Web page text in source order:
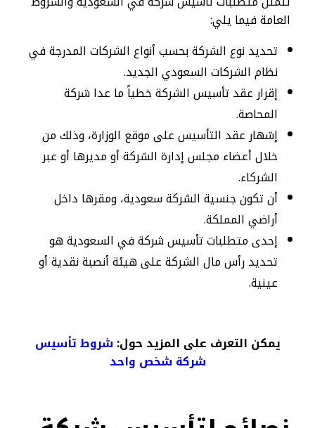
العامة فيما يلي:
تحديد نوع الشركة بحسب أنواع الشركات المدرجة في
نظام الشركات السعودي الجديد.
إقرار عقد تأسيس الشركة خطياً ما عدا شركة
المحاصة.
إشهار عقد التأسيس على موقع الوزارة، وذلك من
خلال أعضاء مجلس إدارة الشركة أو مديرها أو عبر
الشركاء.
أن تكون جنسية الشركة سعودية، ومقرها داخل
أراضي المملكة.
إحدى متطلبات تأسيس شركة في السعودية هو
تحديد رأس مال الشركة على هيئة أنصبة نقدية أو
عينية.
يمكن التعرف على المزيد حول: شروط تأسيس
شركة شخص واحد